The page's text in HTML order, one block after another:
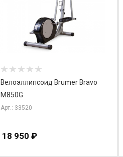
Велоэллипсоид Brumer Bravo
M850G
Арт.: 33520
18 950 ₽